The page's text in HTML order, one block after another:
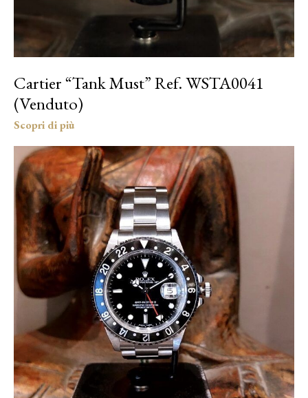
Cartier “Tank Must” Ref. WSTA0041
(Venduto)